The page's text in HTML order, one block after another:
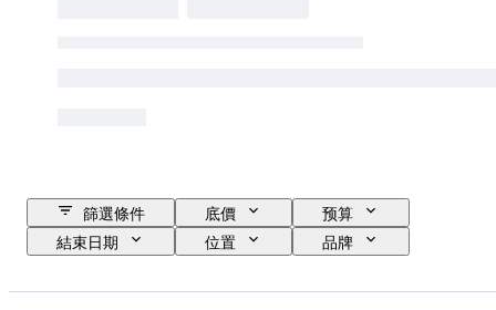
篩選條件 底價
预算
結束日期
位置
品牌